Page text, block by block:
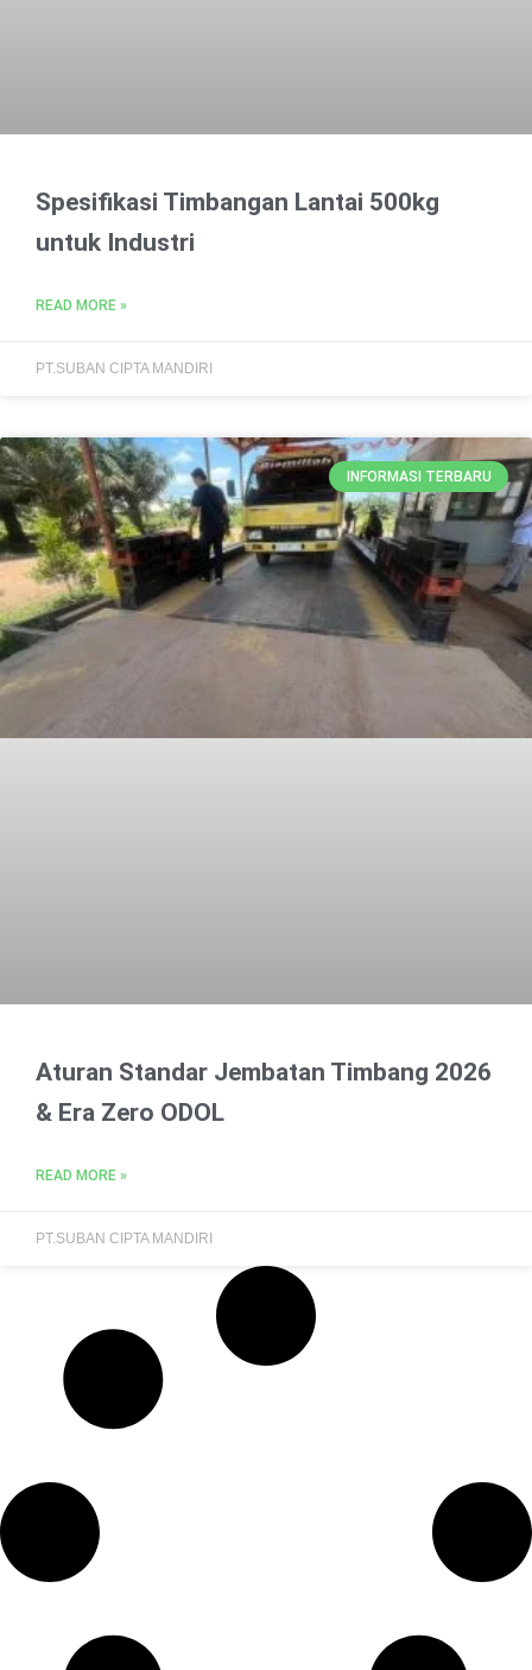
Spesifikasi Timbangan Lantai 500kg
untuk Industri
READ MORE »
PT.SUBAN CIPTA MANDIRI
INFORMASI TERBARU
Aturan Standar Jembatan Timbang 2026
& Era Zero ODOL
READ MORE »
PT.SUBAN CIPTA MANDIRI